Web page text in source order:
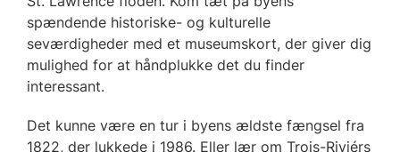
spændende historiske- og kulturelle
seværdigheder med et museumskort, der giver dig
mulighed for at håndplukke det du finder
interessant.
Det kunne være en tur i byens ældste fængsel fra
1822, der lukkede i 1986. Eller lær om Trois-Riviérs